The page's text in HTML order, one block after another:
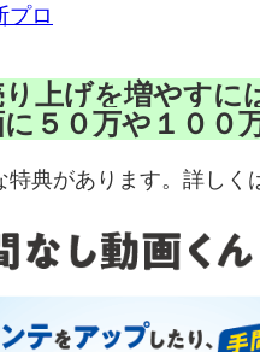
プロ
上げを増やすに
５０万や１００
典があります。詳しく